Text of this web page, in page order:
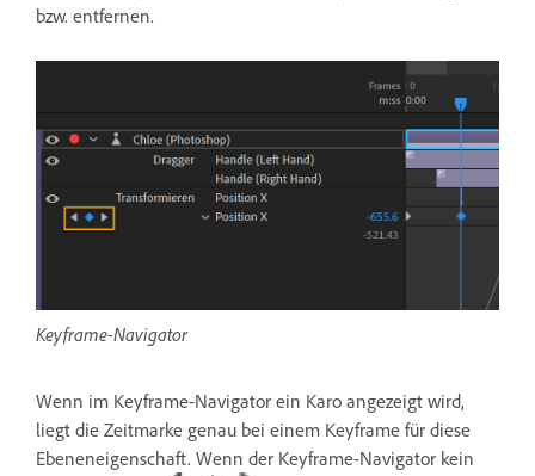
bzw. entfernen.
Keyframe-Navigator
Wenn im Keyframe-Navigator ein Karo angezeigt wird,
liegt die Zeitmarke genau bei einem Keyframe für diese
Ebeneneigenschaft. Wenn der Keyframe-Navigator kein